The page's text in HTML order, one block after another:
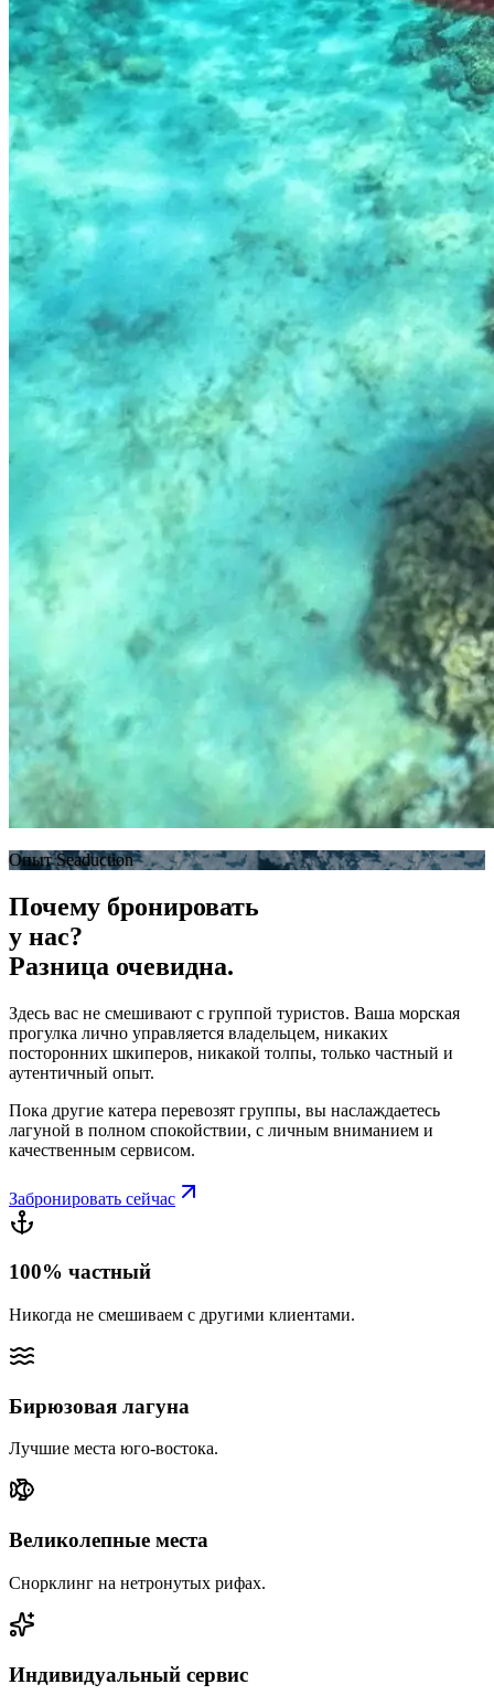
Опыт Seaduction
Почему бронировать
у нас?
Разница очевидна.
Здесь вас не смешивают с группой туристов. Ваша морская
прогулка лично управляется владельцем, никаких
посторонних шкиперов, никакой толпы, только частный и
аутентичный опыт.
Пока другие катера перевозят группы, вы наслаждаетесь
лагуной в полном спокойствии, с личным вниманием и
качественным сервисом.
Забронировать сейчас
100% частный
Никогда не смешиваем с другими клиентами.
Бирюзовая лагуна
Лучшие места юго-востока.
Великолепные места
Снорклинг на нетронутых рифах.
Индивидуальный сервис